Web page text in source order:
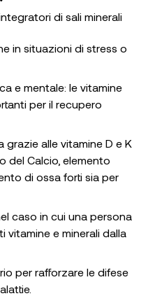
di sali minerali
in situazioni di stress o
e mentale: le vitamine
per il recupero
grazie alle vitamine D e K
del Calcio, elemento
di ossa forti sia per
caso in cui una persona
vitamine e minerali dalla
per rafforzare le difese